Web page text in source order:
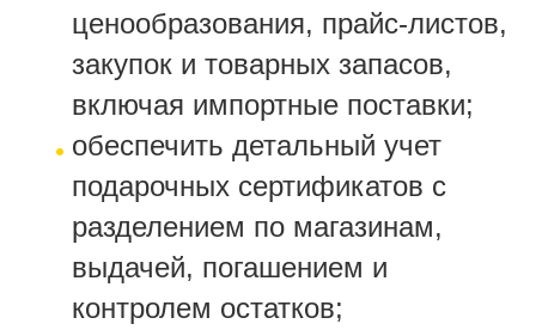
ценообразования, прайс-листов,
закупок и товарных запасов,
включая импортные поставки;
обеспечить детальный учет
подарочных сертификатов с
разделением по магазинам,
выдачей, погашением и
контролем остатков;